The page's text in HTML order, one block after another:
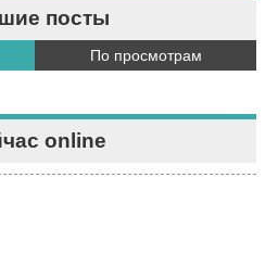
посты
По просмотрам
online